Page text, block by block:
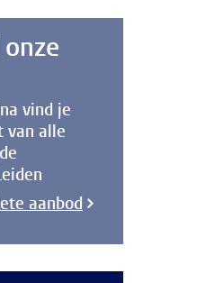
vind je
van alle
aanbod